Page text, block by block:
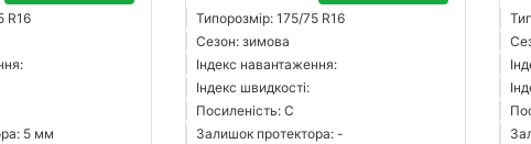
R16
5 мм
Типорозмір: 175/75 R16
Сезон: зимова
Індекс навантаження:
Індекс швидкості:
Посиленість: C
Залишок протектора: -